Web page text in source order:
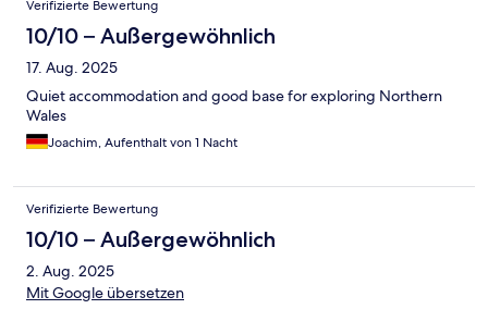
Verifizierte Bewertung
10/10 – Außergewöhnlich
17. Aug. 2025
Quiet accommodation and good base for exploring Northern
Wales
Joachim, Aufenthalt von 1 Nacht
Verifizierte Bewertung
10/10 – Außergewöhnlich
2. Aug. 2025
Mit Google übersetzen